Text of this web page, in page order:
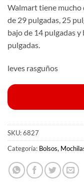
Walmart tiene mucho
de 29 pulgadas, 25
bajo de 14 pulgadas
pulgadas.
leves rasguños
SKU:6827
Categoría: Bolsos,